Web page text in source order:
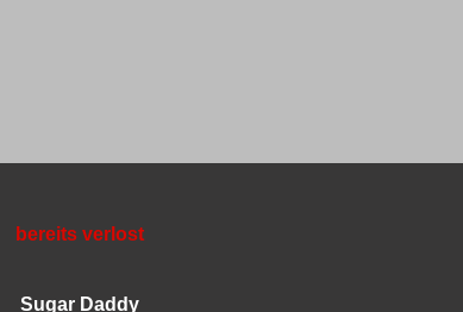
bereits verlost
Sugar Daddy